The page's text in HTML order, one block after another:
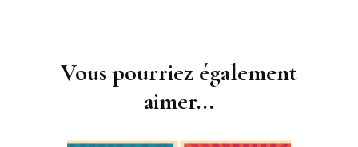
Vous pourriez également
aimer...